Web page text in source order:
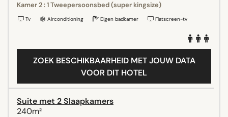
Kamer 2 : 1 Tweepersoonsbed (super kingsize)
Tv Airconditioning Eigen badkamer Flatscreen-tv
ZOEK BESCHIKBAARHEID MET JOUW DATA
VOOR DIT HOTEL
Suite met 2 Slaapkamers
240m²